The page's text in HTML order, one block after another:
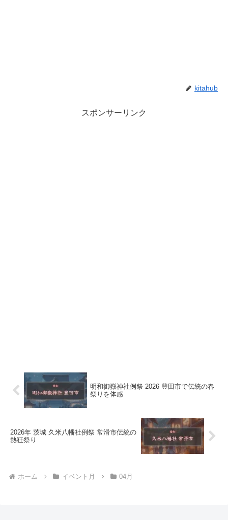
kitahub
スポンサーリンク
明和御嶽神社例祭 2026 豊田市で伝統の春
祭りを体感
2026年 茨城 久米八幡社例祭 常滑市伝統の
熱狂祭り
ホーム イベント月 04月